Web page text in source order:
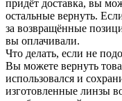
придёт доставка, вы
остальные вернуть.
за возвращённые
вы оплачивали.
Что делать, если не
Вы можете вернуть
использовался и
изготовленные линзы